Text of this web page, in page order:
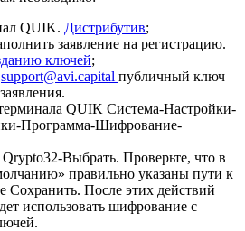
QUIK. Дистрибутив;
заявление на регистрацию.
ключей;
support@avi.capital публичный ключ
QUIK Система-Настройки-
Программа-Шифрование-
Выбрать. Проверьте, что в
правильно указаны пути к
После этих действий
использовать шифрование с